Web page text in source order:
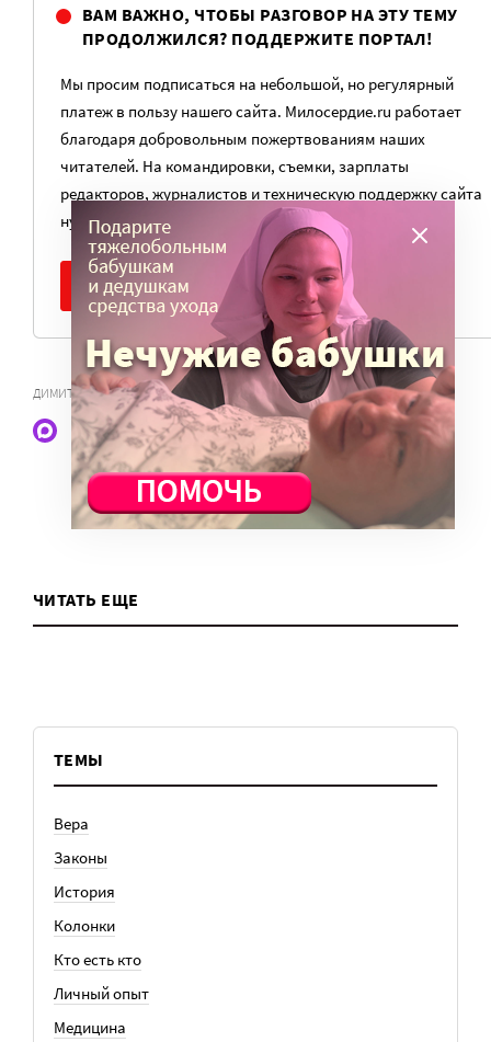
ВАМ ВАЖНО, ЧТОБЫ РАЗГОВОР НА ЭТУ ТЕМУ
ПРОДОЛЖИЛСЯ? ПОДДЕРЖИТЕ ПОРТАЛ!
Мы просим подписаться на небольшой, но регулярный
платеж в пользу нашего сайта. Милосердие.ru работает
благодаря добровольным пожертвованиям наших
читателей. На командировки, съемки, зарплаты
редакторов, журналистов и техническую поддержку сайта
нужны средства.
ПОМОЧЬ ПОРТАЛУ
ДИМИТРИЕВСКАЯ ШКОЛА
Наши статьи и новости в Max. Подпишитесь
ЧИТАТЬ ЕЩЕ
ТЕМЫ
Вера
Законы
История
Колонки
Кто есть кто
Личный опыт
Медицина